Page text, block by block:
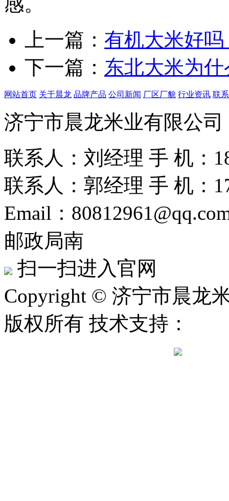
上一篇： 有机大米好吗
下一篇： 东北大米为
网站首页 关于晨龙 品牌产品 公司新闻 厂区厂貌 行业资讯 联
济宁市晨龙米业有限公司
联系人：刘经理 手 机：
联系人：郭经理 手 机：
Email：
邮政局南
扫一扫进入官网
Copyright © 济宁市晨龙
版权所有 技术支持：